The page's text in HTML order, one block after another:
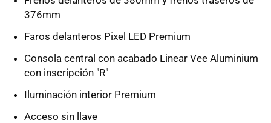
376mm
Faros delanteros Pixel LED Premium
Consola central con acabado Linear Vee Aluminium
con inscripción "R"
Iluminación interior Premium
Acceso sin llave